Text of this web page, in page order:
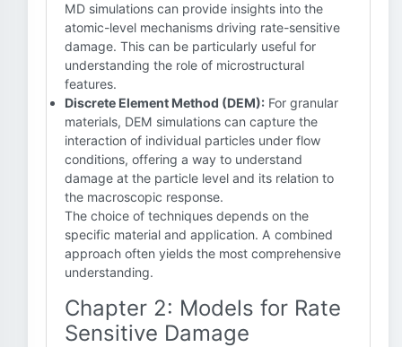
MD simulations can provide insights into the
atomic-level mechanisms driving rate-sensitive
damage. This can be particularly useful for
understanding the role of microstructural
features.
Discrete Element Method (DEM): For granular
materials, DEM simulations can capture the
interaction of individual particles under flow
conditions, offering a way to understand
damage at the particle level and its relation to
the macroscopic response.
The choice of techniques depends on the
specific material and application. A combined
approach often yields the most comprehensive
understanding.
Chapter 2: Models for Rate
Sensitive Damage